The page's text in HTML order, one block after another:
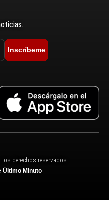
Inscríbeme
derechos reservados.
Último Minuto